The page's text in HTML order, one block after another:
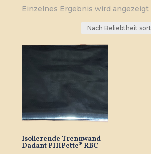
Einzelnes Ergebnis wird angezeigt
Isolierende Trennwand
Dadant PIHPette® RBC